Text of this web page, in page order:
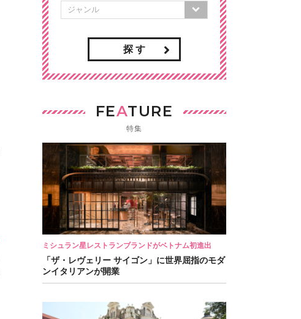
探 す
FEATURE
特集
ミシュラン星レストランブランドがベトナム初進出
「ザ・レヴェリー サイゴン」に世界屈指のモダ
ンイタリアンが開業